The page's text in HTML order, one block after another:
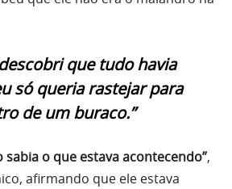
que tudo havia
só queria rastejar para
de um buraco.”
sabia o que estava acontecendo”,
afirmando que ele estava